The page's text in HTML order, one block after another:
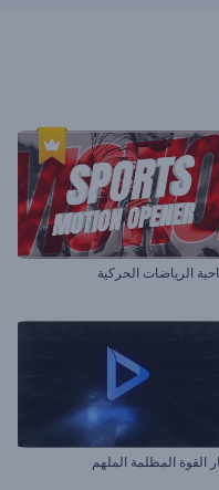
الرياضات الحركية
القوة المظلمة الملهم